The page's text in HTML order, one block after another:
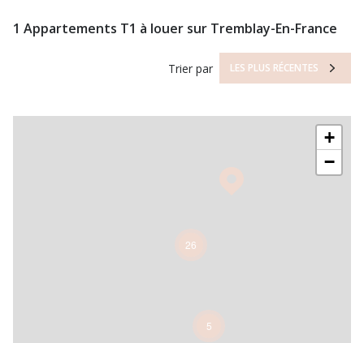
1 Appartements T1 à louer sur Tremblay-En-France
Trier par LES PLUS RÉCENTES
5
26
+
−